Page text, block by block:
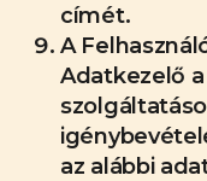
címét.
A
Adatkezelő
az alábbi